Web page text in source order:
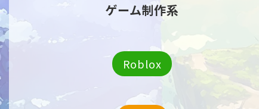
ゲーム制作系
Roblox